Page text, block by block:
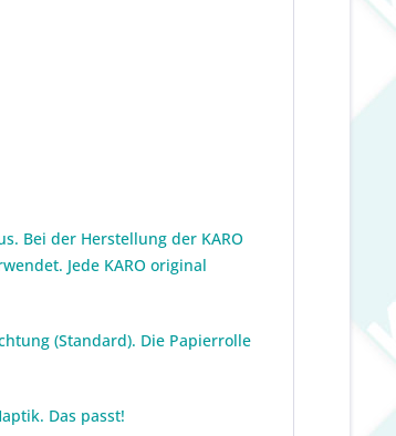
Bei der Herstellung der KARO
Jede KARO original
(Standard). Die Papierrolle
Das passt!